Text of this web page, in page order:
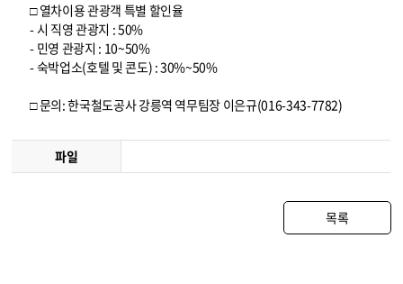
□ 열차이용 관광객 특별 할인율
- 시 직영 관광지 : 50%
- 민영 관광지 : 10~50%
- 숙박업소(호텔 및 콘도) : 30%~50%
□ 문의: 한국철도공사 강릉역 역무팀장 이은규(016-343-7782)
파일
목록